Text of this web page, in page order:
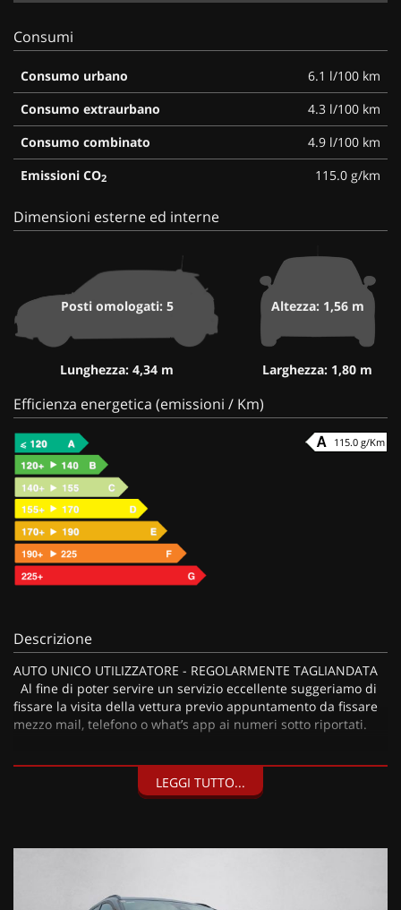
Consumi
Consumo urbano
6.1 l/100 km
Consumo extraurbano
4.3 l/100 km
Consumo combinato
4.9 l/100 km
Emissioni CO2 115.0 g/km
Dimensioni esterne ed interne
Posti omologati: 5
Lunghezza: 4,34 m
Altezza: 1,56 m
Larghezza: 1,80 m
Efficienza energetica (emissioni / Km)
115.0 g/Km
Descrizione
AUTO UNICO UTILIZZATORE - REGOLARMENTE TAGLIANDATA
Al fine di poter servire un servizio eccellente suggeriamo di
fissare la visita della vettura previo appuntamento da fissare
mezzo mail, telefono o what’s app ai numeri sotto riportati.
• Finanziamenti personalizzabili a tassi agevolati (privati/ditte
LEGGI TUTTO...